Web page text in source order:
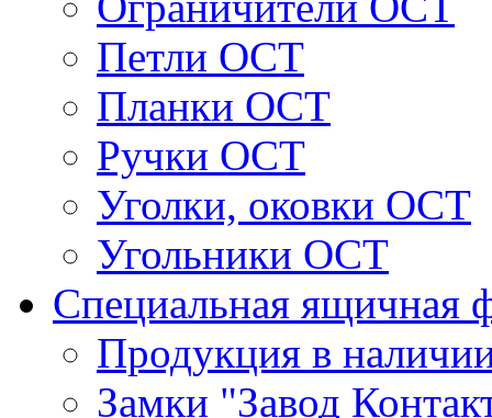
Петли ОСТ
Планки ОСТ
Ручки ОСТ
Уголки, оковки ОСТ
Угольники ОСТ
Специальная ящичная
Продукция в
Замки "Завод